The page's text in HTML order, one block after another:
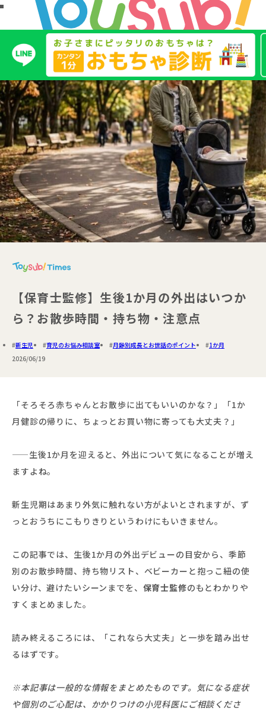
【保育士監修】生後1か月の外出はいつか
ら？お散歩時間・持ち物・注意点
新生児 育児のお悩み相談室 月齢別成長とお世話のポイント
1か月
2026/06/19
「そろそろ赤ちゃんとお散歩に出てもいいのかな？」「1か
月健診の帰りに、ちょっとお買い物に寄っても大丈夫？」
——生後1か月を迎えると、外出について気になることが増え
ますよね。
新生児期はあまり外気に触れない方がよいとされますが、ず
っとおうちにこもりきりというわけにもいきません。
この記事では、生後1か月の外出デビューの目安から、季節
別のお散歩時間、持ち物リスト、ベビーカーと抱っこ紐の使
い分け、避けたいシーンまでを、 保育士監修のもとわかりや
すくまとめました。
読み終えるころには、「これなら大丈夫」と一歩を踏み出せ
るはずです。
※本記事は一般的な情報をまとめたものです。気になる症状
や個別のご心配は、かかりつけの小児科医にご相談くださ